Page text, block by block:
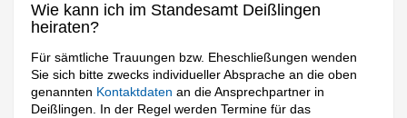
Wie kann ich im Standesamt Deißlingen
heiraten?
Für sämtliche Trauungen bzw. Eheschließungen wenden
Sie sich bitte zwecks individueller Absprache an die oben
genannten Kontaktdaten an die Ansprechpartner in
Deißlingen. In der Regel werden Termine für das